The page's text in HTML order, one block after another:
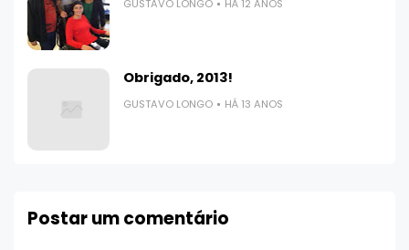
GUSTAVO LONGO HÁ 12 ANOS
Obrigado, 2013!
GUSTAVO LONGO HÁ 13 ANOS
Postar um comentário